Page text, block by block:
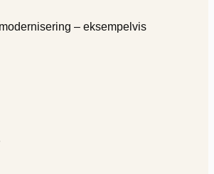
– eksempelvis